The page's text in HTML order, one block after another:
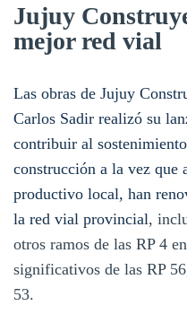
Jujuy
mejor red vial
Las obras de Jujuy
Carlos Sadir realizó su
contribuir al
construcción a la vez que
productivo local, han
la red vial provincial,
otros ramos de las RP 4
significativos de las RP
53.